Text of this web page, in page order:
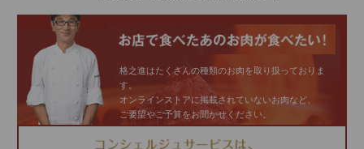
格之進はたくさんの種類のお肉を取り扱っておりま
す。
オンラインストアに掲載されていないお肉など、
ご要望やご予算をお聞かせください。